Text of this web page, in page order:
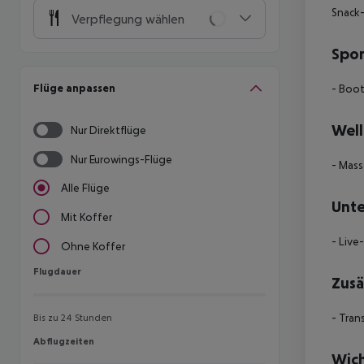
Verpflegung wählen
Flüge anpassen
Nur Direktflüge
Nur Eurowings-Flüge
Alle Flüge
Mit Koffer
Ohne Koffer
Flugdauer
Flugdauer
Bis zu 24 Stunden
Abflugzeiten
Abflugzeiten
-
-
-
-